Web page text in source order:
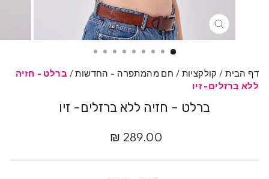
סגרי
דף הבית / קולקציות / חם מהמתפרה - החדשות/ ברלט - חזיה
ללא ברזלים- זיו
ברלט - חזיה ללא ברזלים- זיו
מחיר
289.00 ₪